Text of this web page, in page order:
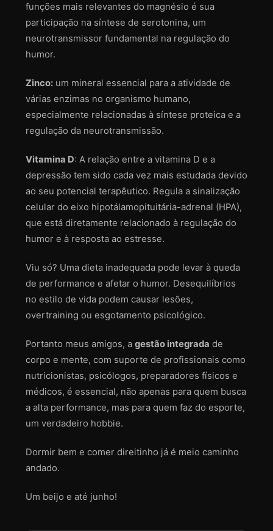
funções mais relevantes do magnésio é sua
participação na síntese de serotonina, um
neurotransmissor fundamental na regulação do
humor.
Zinco: um mineral essencial para a atividade de
várias enzimas no organismo humano,
especialmente relacionadas à síntese proteica e a
regulação da neurotransmissão.
Vitamina D: A relação entre a vitamina D e a
depressão tem sido cada vez mais estudada devido
ao seu potencial terapêutico. Regula a sinalização
celular do eixo hipotálamopituitária-adrenal (HPA),
que está diretamente relacionado à regulação do
humor e à resposta ao estresse.
Viu só? Uma dieta inadequada pode levar à queda
de performance e afetar o humor. Desequilíbrios
no estilo de vida podem causar lesões,
overtraining ou esgotamento psicológico.
Portanto meus amigos, a gestão integrada de
corpo e mente, com suporte de profissionais como
nutricionistas, psicólogos, preparadores físicos e
médicos, é essencial, não apenas para quem busca
a alta performance, mas para quem faz do esporte,
um verdadeiro hobbie.
Dormir bem e comer direitinho já é meio caminho
andado.
Um beijo e até junho!